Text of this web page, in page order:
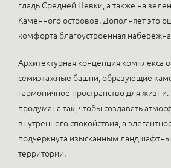
гладь Средней Невки, а также на
Каменного островов. Дополняет это
комфорта благоустроенная
Архитектурная концепция комплекса
семиэтажные башни, образующие
гармоничное пространство для
продумана так, чтобы создавать
внутреннего спокойствия, а
подчеркнута изысканным
территории.